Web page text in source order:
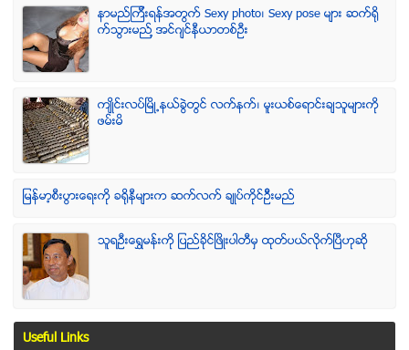
နာမည္ၾကီးရန္အတြက္ Sexy photo၊ Sexy pose မ်ား ဆက္ရို
က္သြားမည္႔ အင္ဂ်င္နီယာတစ္ဦး
က်ဳိင္းလပ္ၿမိဳ႕နယ္ခြဲတြင္ လက္နက္၊ မူးယစ္ေရာင္းခ်သူမ်ားကို
ဖမ္းမိ
ျမန္မာ့စီးပြားေရးကို ခရိုနီမ်ားက ဆက္လက္ ခ်ဳပ္ကိုင္ဥိီးမည္
သူရဦးေရႊမန္းကို ျပည္ခိုင္ျဖိဳးပါတီမွ ထုတ္ပယ္လိုက္ျပီဟုဆို
Useful Links